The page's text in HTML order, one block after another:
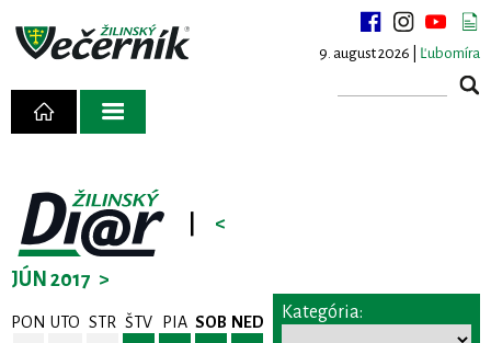
9. august 2026 | Ľubomíra
<
JÚN 2017 >
PON UTO STR ŠTV PIA SOB NED Kategória: